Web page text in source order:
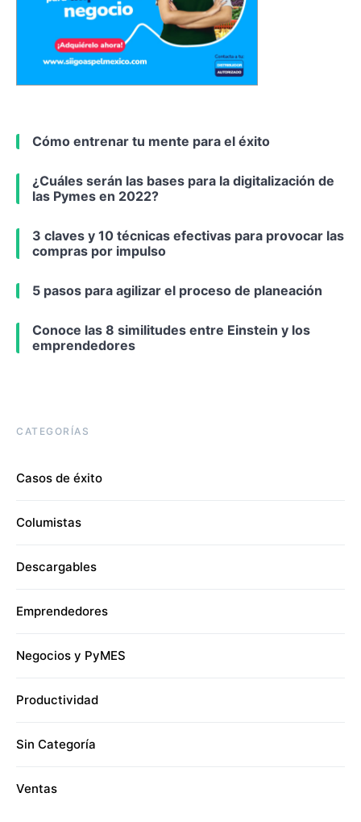
Cómo entrenar tu mente para el éxito
¿Cuáles serán las bases para la digitalización de
las Pymes en 2022?
3 claves y 10 técnicas efectivas para provocar las
compras por impulso
5 pasos para agilizar el proceso de planeación
Conoce las 8 similitudes entre Einstein y los
emprendedores
CATEGORÍAS
Casos de éxito
Columistas
Descargables
Emprendedores
Negocios y PyMES
Productividad
Sin Categoría
Ventas